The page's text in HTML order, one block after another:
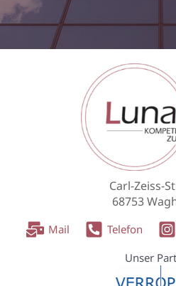
Carl-Zeiss-
68753
Mail Telefon
Unser